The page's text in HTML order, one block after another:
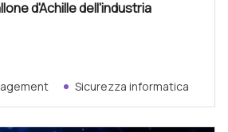
d'Achille dell'industria
Sicurezza informatica